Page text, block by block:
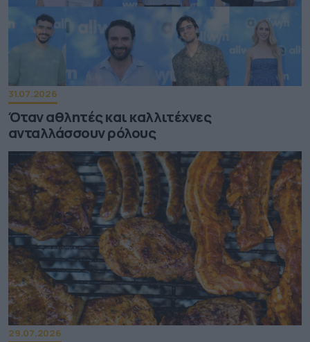
31.07.2026
Όταν αθλητές και καλλιτέχνες
ανταλλάσσουν ρόλους
29.07.2026